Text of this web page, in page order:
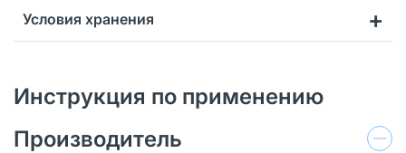
Условия хранения
Инструкция по применению
Производитель